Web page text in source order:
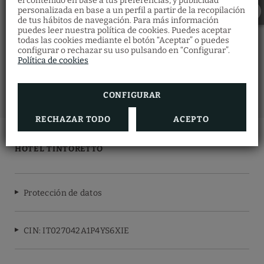
personalizada en base a un perfil a partir de la recopilación
de tus hábitos de navegación. Para más información
puedes leer nuestra política de cookies. Puedes aceptar
todas las cookies mediante el botón “Aceptar” o puedes
configurar o rechazar su uso pulsando en “Configurar”.
Política de cookies
CONFIGURAR
RECHAZAR TODO ACEPTO
HOTEL TINTORETTO
Protección de datos
CIN: IT027042A1P4YS6XIE
Restaurante Santa
Fosca
Descubre la gastronomía veneciana en
nuestro Restaurante Ostaria Santa Fosca
donde podrás degustar una gran variedad
de platos típicos de la cocina regional con
nuestra web oficial